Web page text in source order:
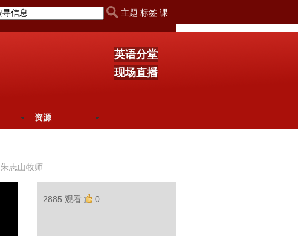
主题 标签 课
英语分堂
现场直播
资源
朱志山牧师
2885 观看 0